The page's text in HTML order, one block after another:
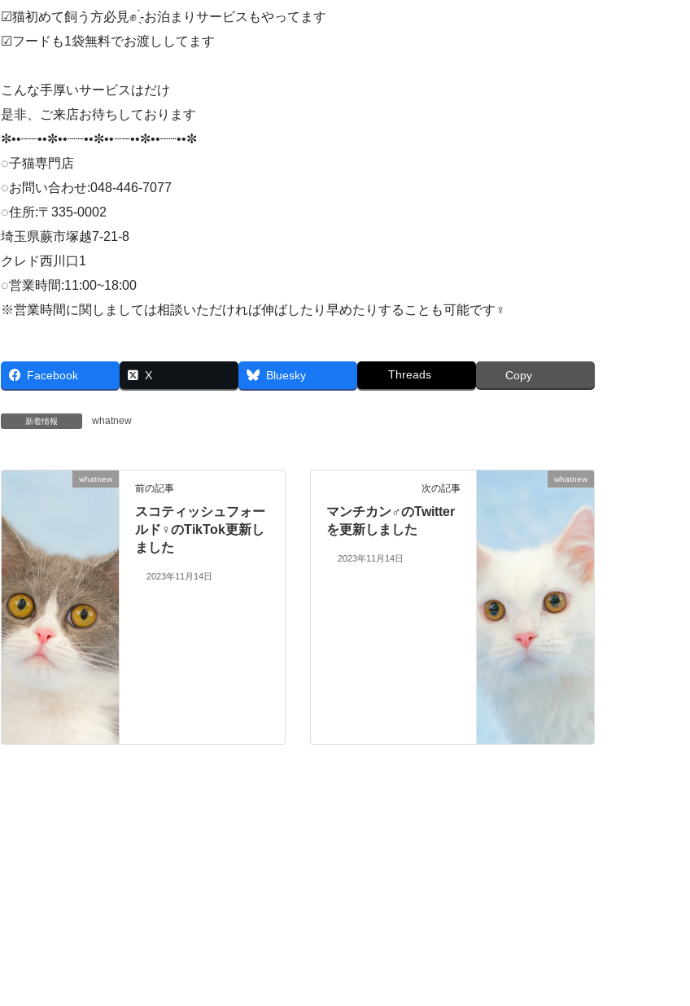
︎︎︎︎☑︎猫初めて飼う方必見✊ ̖́-お泊まりサービスもやってます
︎︎︎︎☑︎フードも1袋無料でお渡ししてます
こんな手厚いサービスはだけ
是非、ご来店お待ちしております
✼••┈┈••✼••┈┈••✼••┈┈••✼••┈┈••✼
◌子猫専門店
◌お問い合わせ:048-446-7077
◌住所:〒335-0002
埼玉県蕨市塚越7-21-8
クレド西川口1
◌営業時間:11:00~18:00
※営業時間に関しましては相談いただければ伸ばしたり早めたりすることも可能です‍♀️
Facebook X Bluesky Threads Copy
新着情報 whatnew
whatnew
前の記事
スコティッシュフォー
ルド♀のTikTok更新し
ました
2023年11月14日
whatnew
次の記事
マンチカン♂のTwitter
を更新しました
2023年11月14日